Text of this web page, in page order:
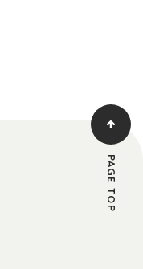
PAGE TOP